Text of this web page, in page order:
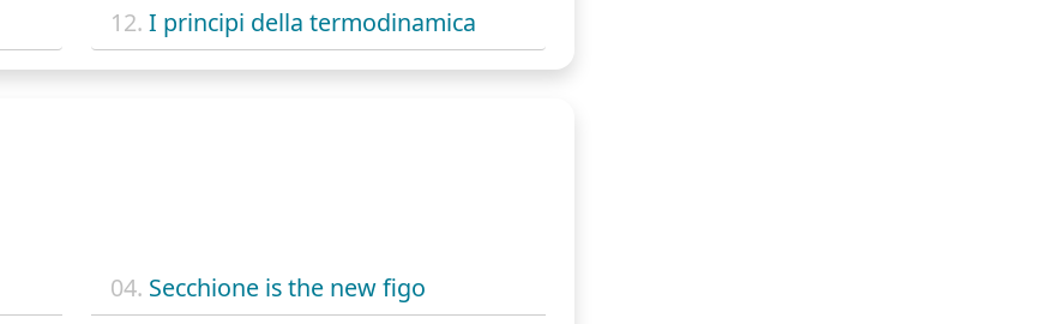
12. I principi della termodinamica
04. Secchione is the new figo